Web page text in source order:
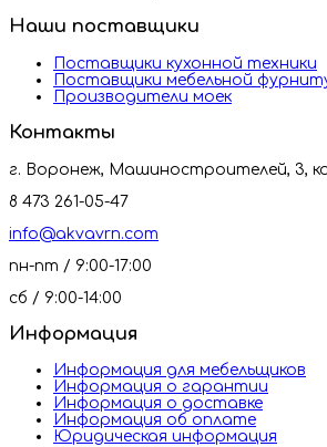
Наши поставщики
Поставщики кухонной техники
Поставщики мебельной
Производители моек
Контакты
г. Воронеж, Машиностроителей, 3,
8 473 261-05-47
info@akvavrn.com
пн-пт / 9:00-17:00
сб / 9:00-14:00
Информация
Информация для мебельщиков
Информация о гарантии
Информация о доставке
Информация об оплате
Юридическая информация